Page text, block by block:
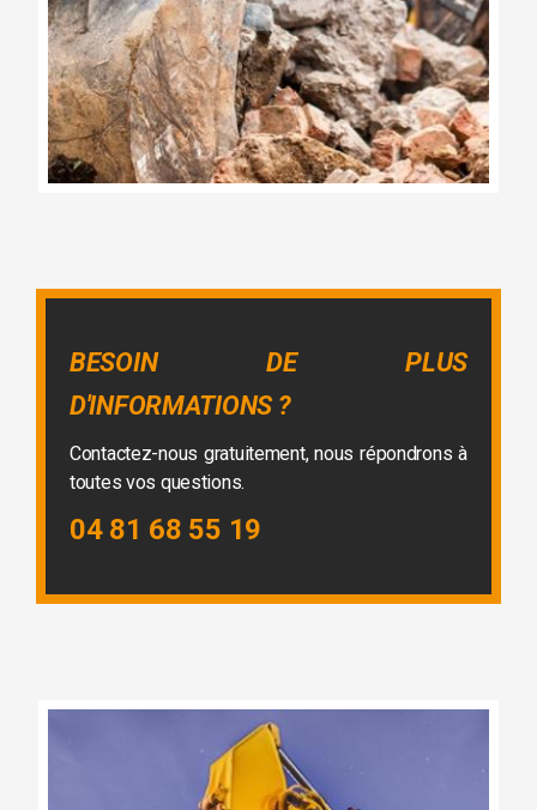
BESOIN DE PLUS
D'INFORMATIONS ?
Contactez-nous gratuitement, nous répondrons à
toutes vos questions.
04 81 68 55 19